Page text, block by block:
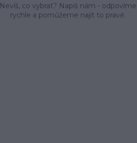
Nevíš, co vybrat? Napiš nám - odpovíme
rychle a pomůžeme najít to pravé.